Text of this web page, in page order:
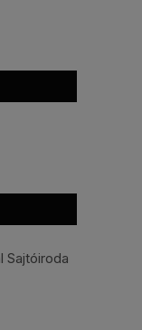
Sajtóiroda